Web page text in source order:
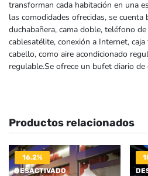
transforman cada habitación en una
las comodidades ofrecidas, se cuenta
duchabañera, cama doble, teléfono
cablesatélite, conexión a Internet,
cabello, como aire acondicionado
regulable.Se ofrece un bufet diario de
Productos relacionados
16.2%
DESACTIVADO